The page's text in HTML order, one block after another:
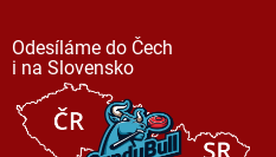
Odesíláme do Čech
i na Slovensko